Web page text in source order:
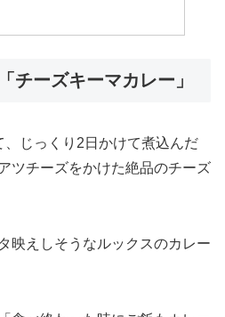
チーズキーマカレー」
じっくり2日かけて煮込んだ
ツチーズをかけた絶品のチーズ
映えしそうなルックスのカレー